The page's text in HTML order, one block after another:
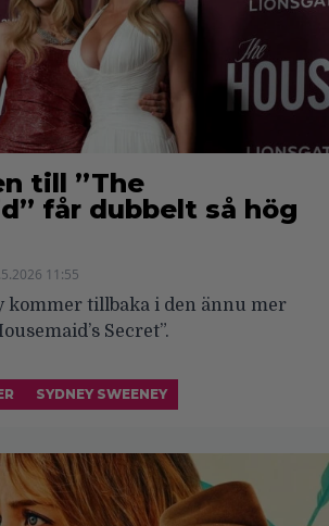
till ”The
får dubbelt så hög
11:55
kommer tillbaka i den ännu mer
Secret”.
SYDNEY SWEENEY